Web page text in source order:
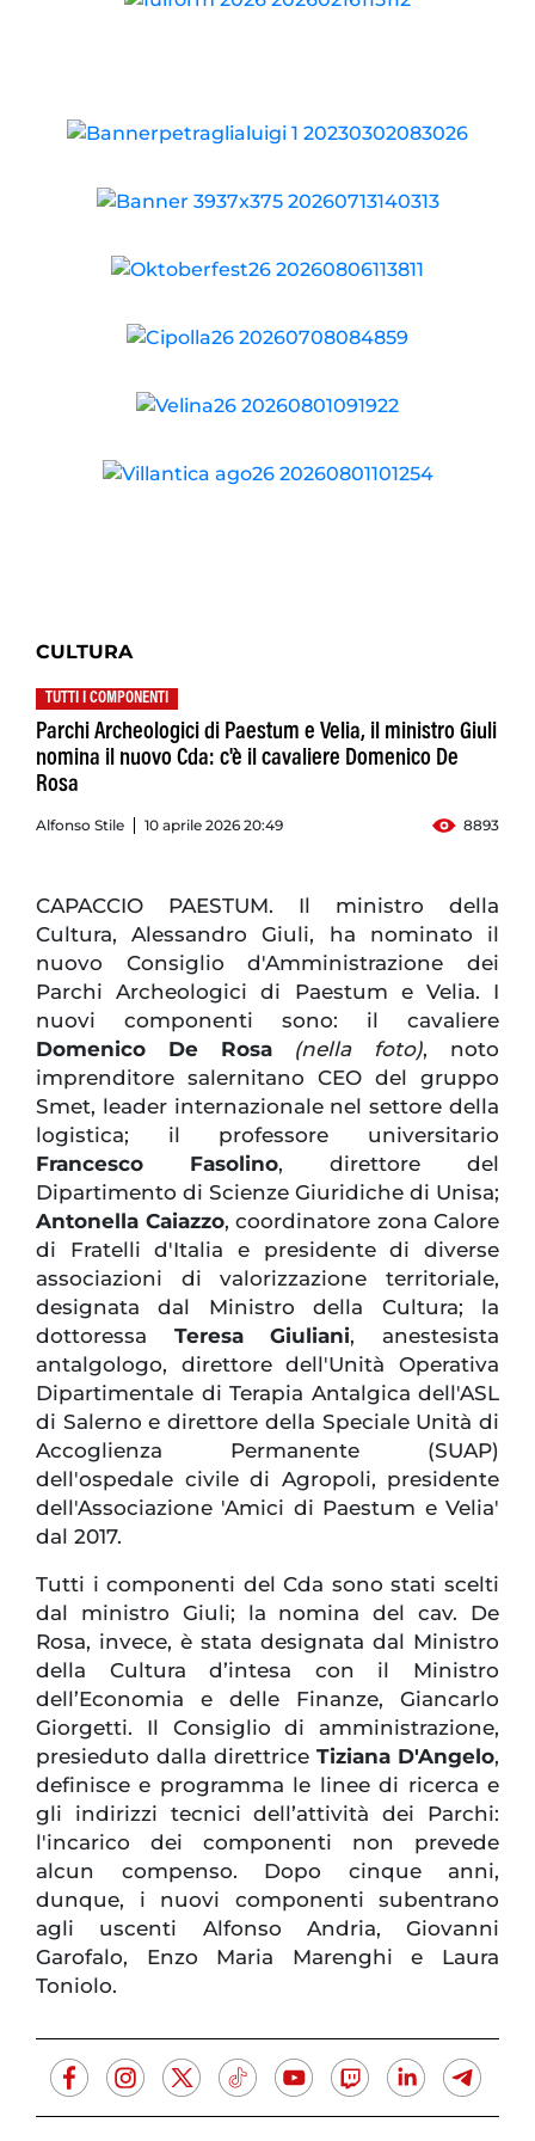
CULTURA
TUTTI I COMPONENTI
Parchi Archeologici di Paestum e Velia, il ministro Giuli
nomina il nuovo Cda: c'è il cavaliere Domenico De
Rosa
Alfonso Stile 10 aprile 2026 20:49 8893
CAPACCIO PAESTUM. Il ministro della
Cultura, Alessandro Giuli, ha nominato il
nuovo Consiglio d'Amministrazione dei
Parchi Archeologici di Paestum e Velia. I
nuovi componenti sono: il cavaliere
Domenico De Rosa (nella foto), noto
imprenditore salernitano CEO del gruppo
Smet, leader internazionale nel settore della
logistica; il professore universitario
Francesco Fasolino, direttore del
Dipartimento di Scienze Giuridiche di Unisa;
Antonella Caiazzo, coordinatore zona Calore
di Fratelli d'Italia e presidente di diverse
associazioni di valorizzazione territoriale,
designata dal Ministro della Cultura; la
dottoressa Teresa Giuliani, anestesista
antalgologo, direttore dell'Unità Operativa
Dipartimentale di Terapia Antalgica dell'ASL
di Salerno e direttore della Speciale Unità di
Accoglienza Permanente (SUAP)
dell'ospedale civile di Agropoli, presidente
dell'Associazione 'Amici di Paestum e Velia'
dal 2017.
Tutti i componenti del Cda sono stati scelti
dal ministro Giuli; la nomina del cav. De
Rosa, invece, è stata designata dal Ministro
della Cultura d’intesa con il Ministro
dell’Economia e delle Finanze, Giancarlo
Giorgetti. Il Consiglio di amministrazione,
presieduto dalla direttrice Tiziana D'Angelo,
definisce e programma le linee di ricerca e
gli indirizzi tecnici dell’attività dei Parchi:
l'incarico dei componenti non prevede
alcun compenso. Dopo cinque anni,
dunque, i nuovi componenti subentrano
agli uscenti Alfonso Andria, Giovanni
Garofalo, Enzo Maria Marenghi e Laura
Toniolo.